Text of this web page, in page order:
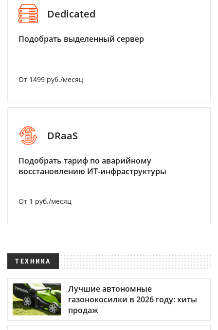
Dedicated
Подобрать выделенный сервер
От 1499 руб./месяц
DRaaS
Подобрать тариф по аварийному
восстановлению ИТ-инфраструктуры
От 1 руб./месяц
ТЕХНИКА
Лучшие автономные
газонокосилки в 2026 году: хиты
продаж